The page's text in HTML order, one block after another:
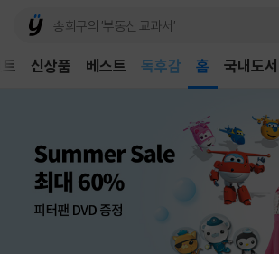
신상품 베스트
어린이
홈 국내도서